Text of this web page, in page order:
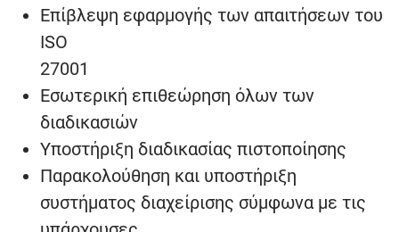
Επίβλεψη εφαρμογής των απαιτήσεων του
ISO
27001
Εσωτερική επιθεώρηση όλων των
διαδικασιών
Υποστήριξη διαδικασίας πιστοποίησης
Παρακολούθηση και υποστήριξη
συστήματος διαχείρισης σύμφωνα με τις